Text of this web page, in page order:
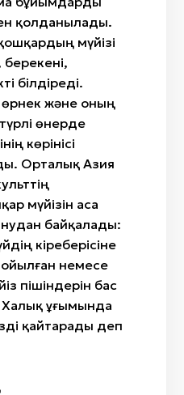
қолданылады.
мүйізі
берекені,
білдіреді.
және оның
өнерде
көрінісі
Орталық Азия
мүйізін аса
байқалады:
кіреберісіне
ойылған немесе
пішіндерін бас
Халық ұғымында
қайтарады деп